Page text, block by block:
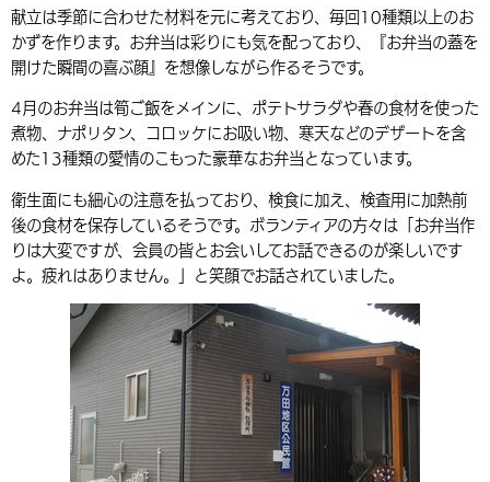
組織案内
買う・おみやげ 四季のイベント・祭り
中津市について 市役所の紹介
地方創生・地域活性化 広報・広聴
行政・計画
献立は季節に合わせた材料を元に考えており、毎回10種類以上のお
かずを作ります。お弁当は彩りにも気を配っており、『お弁当の蓋を
開けた瞬間の喜ぶ顔』を想像しながら作るそうです。
4月のお弁当は筍ご飯をメインに、ポテトサラダや春の食材を使った
煮物、ナポリタン、コロッケにお吸い物、寒天などのデザートを含
めた13種類の愛情のこもった豪華なお弁当となっています。
衛生面にも細心の注意を払っており、検食に加え、検査用に加熱前
後の食材を保存しているそうです。ボランティアの方々は「お弁当作
りは大変ですが、会員の皆とお会いしてお話できるのが楽しいです
よ。疲れはありません。」と笑顔でお話されていました。